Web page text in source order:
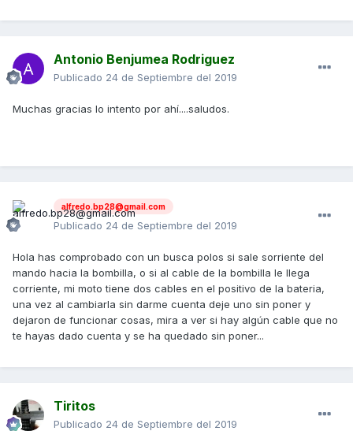
Antonio Benjumea Rodriguez
Publicado 24 de Septiembre del 2019
Muchas gracias lo intento por ahí....saludos.
alfredo.bp28@gmail.com
Publicado 24 de Septiembre del 2019
Hola has comprobado con un busca polos si sale sorriente del
mando hacia la bombilla, o si al cable de la bombilla le llega
corriente, mi moto tiene dos cables en el positivo de la bateria,
una vez al cambiarla sin darme cuenta deje uno sin poner y
dejaron de funcionar cosas, mira a ver si hay algún cable que no
te hayas dado cuenta y se ha quedado sin poner...
Tiritos
Publicado 24 de Septiembre del 2019